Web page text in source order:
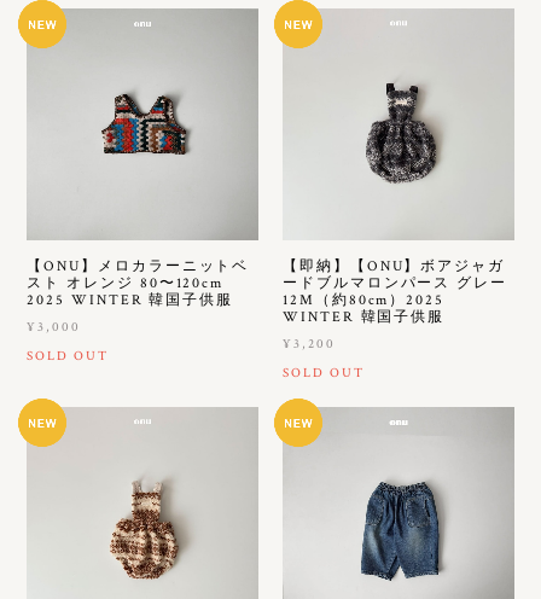
【ONU】メロカラーニットベ
スト オレンジ 80〜120cm
2025 WINTER 韓国子供服
¥3,000
SOLD OUT
【即納】【ONU】ボアジャガ
ードブルマロンパース グレー
12M（約80cm）2025
WINTER 韓国子供服
¥3,200
SOLD OUT